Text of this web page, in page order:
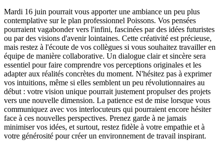
Mardi 16 juin pourrait vous apporter une ambiance un peu plus
contemplative sur le plan professionnel Poissons. Vos pensées
pourraient vagabonder vers l'infini, fascinées par des idées futuristes
ou par des visions d'avenir lointaines. Cette créativité est précieuse,
mais restez à l'écoute de vos collègues si vous souhaitez travailler en
équipe de manière collaborative. Un dialogue clair et sincère sera
essentiel pour faire comprendre vos perceptions originales et les
adapter aux réalités concrètes du moment. N'hésitez pas à exprimer
vos intuitions, même si elles semblent un peu révolutionnaires au
début : votre vision unique pourrait justement propulser des projets
vers une nouvelle dimension. La patience est de mise lorsque vous
communiquez avec vos interlocuteurs qui pourraient encore hésiter
face à ces nouvelles perspectives. Prenez garde à ne jamais
minimiser vos idées, et surtout, restez fidèle à votre empathie et à
votre générosité pour créer un environnement de travail inspirant.